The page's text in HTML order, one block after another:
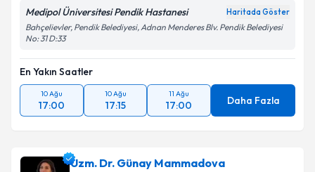
Medipol Üniversitesi Pendik Hastanesi Haritada Göster
Bahçelievler, Pendik Belediyesi, Adnan Menderes Blv. Pendik Belediyesi
No: 31 D:33
En Yakın Saatler
10 Ağu
17:00
10 Ağu
17:15
11 Ağu
17:00 Daha Fazla
Uzm. Dr. Günay Mammadova